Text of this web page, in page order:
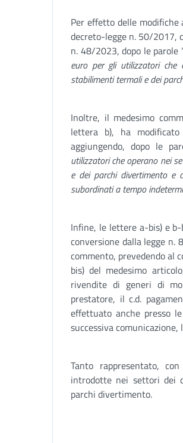
Per effetto delle modifiche
decreto-legge n. 50/2017,
n. 48/2023, dopo le parole
euro per gli utilizzatori che
stabilimenti termali e dei
Inoltre, il medesimo
lettera b), ha
aggiungendo, dopo le
utilizzatori che operano nei
e dei parchi divertimento e
subordinati a tempo
Infine, le lettere a-bis) e
conversione dalla legge
commento, prevedendo al
bis) del medesimo
rivendite di generi di
prestatore, il c.d.
effettuato anche presso
successiva
Tanto rappresentato,
introdotte nei settori dei
parchi divertimento.